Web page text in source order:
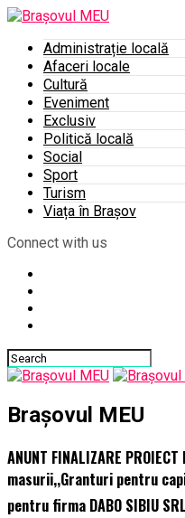
Administrație locală
Afaceri locale
Cultură
Eveniment
Exclusiv
Politică locală
Social
Sport
Turism
Viața în Brașov
Connect with us
Brașovul MEU
ANUNT FINALIZARE
masurii,,Granturi pentru
pentru firma DABO SIBIU